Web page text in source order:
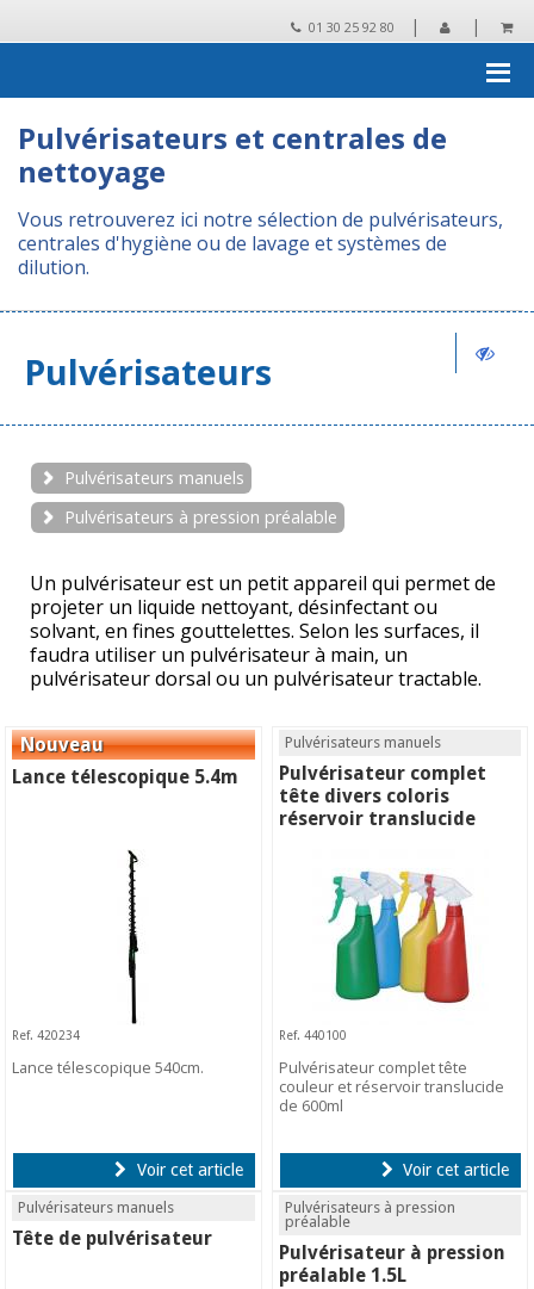
01 30 25 92 80 | |
Pulvérisateurs et centrales de
nettoyage
Vous retrouverez ici notre sélection de pulvérisateurs,
centrales d'hygiène ou de lavage et systèmes de
dilution.
Pulvérisateurs
Pulvérisateurs manuels
Pulvérisateurs à pression préalable
Un pulvérisateur est un petit appareil qui permet de
projeter un liquide nettoyant, désinfectant ou
solvant, en fines gouttelettes. Selon les surfaces, il
faudra utiliser un pulvérisateur à main, un
pulvérisateur dorsal ou un pulvérisateur tractable.
Lance télescopique 5.4m
Ref. 420234
Lance télescopique 540cm.
Voir cet article
Pulvérisateurs manuels
Pulvérisateur complet
tête divers coloris
réservoir translucide
Ref. 440100
Pulvérisateur complet tête
couleur et réservoir translucide
de 600ml
Voir cet article
Pulvérisateurs manuels
Tête de pulvérisateur
Pulvérisateurs à pression
préalable
Pulvérisateur à pression
préalable 1.5L